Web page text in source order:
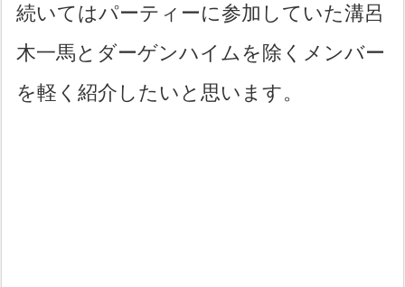
続いてはパーティーに参加していた溝呂
木一馬とダーゲンハイムを除くメンバー
を軽く紹介したいと思います。